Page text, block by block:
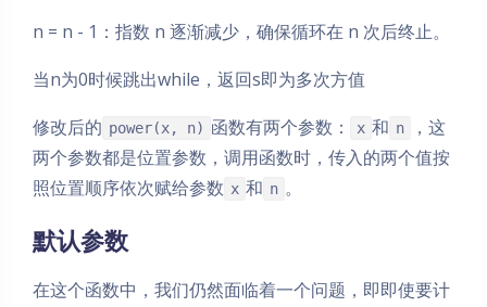
n = n - 1：指数 n 逐渐减少，确保循环在 n 次后终止。
当n为0时候跳出while，返回s即为多次方值
修改后的 power(x, n) 函数有两个参数： x 和 n
，这
两个参数都是位置参数，调用函数时，传入的两个值按
照位置顺序依次赋给参数 x 和 n 。
默认参数
在这个函数中，我们仍然面临着一个问题，即即使要计